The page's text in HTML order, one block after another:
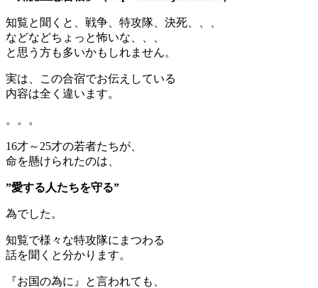
知覧と聞くと、戦争、特攻隊、決死、、、
などなどちょっと怖いな、、、
と思う方も多いかもしれません。
実は、この合宿でお伝えしている
内容は全く違います。
。。。
16才～25才の若者たちが、
命を懸けられたのは、
”愛する人たちを守る”
為でした。
知覧で様々な特攻隊にまつわる
話を聞くと分かります。
『お国の為に』と言われても、